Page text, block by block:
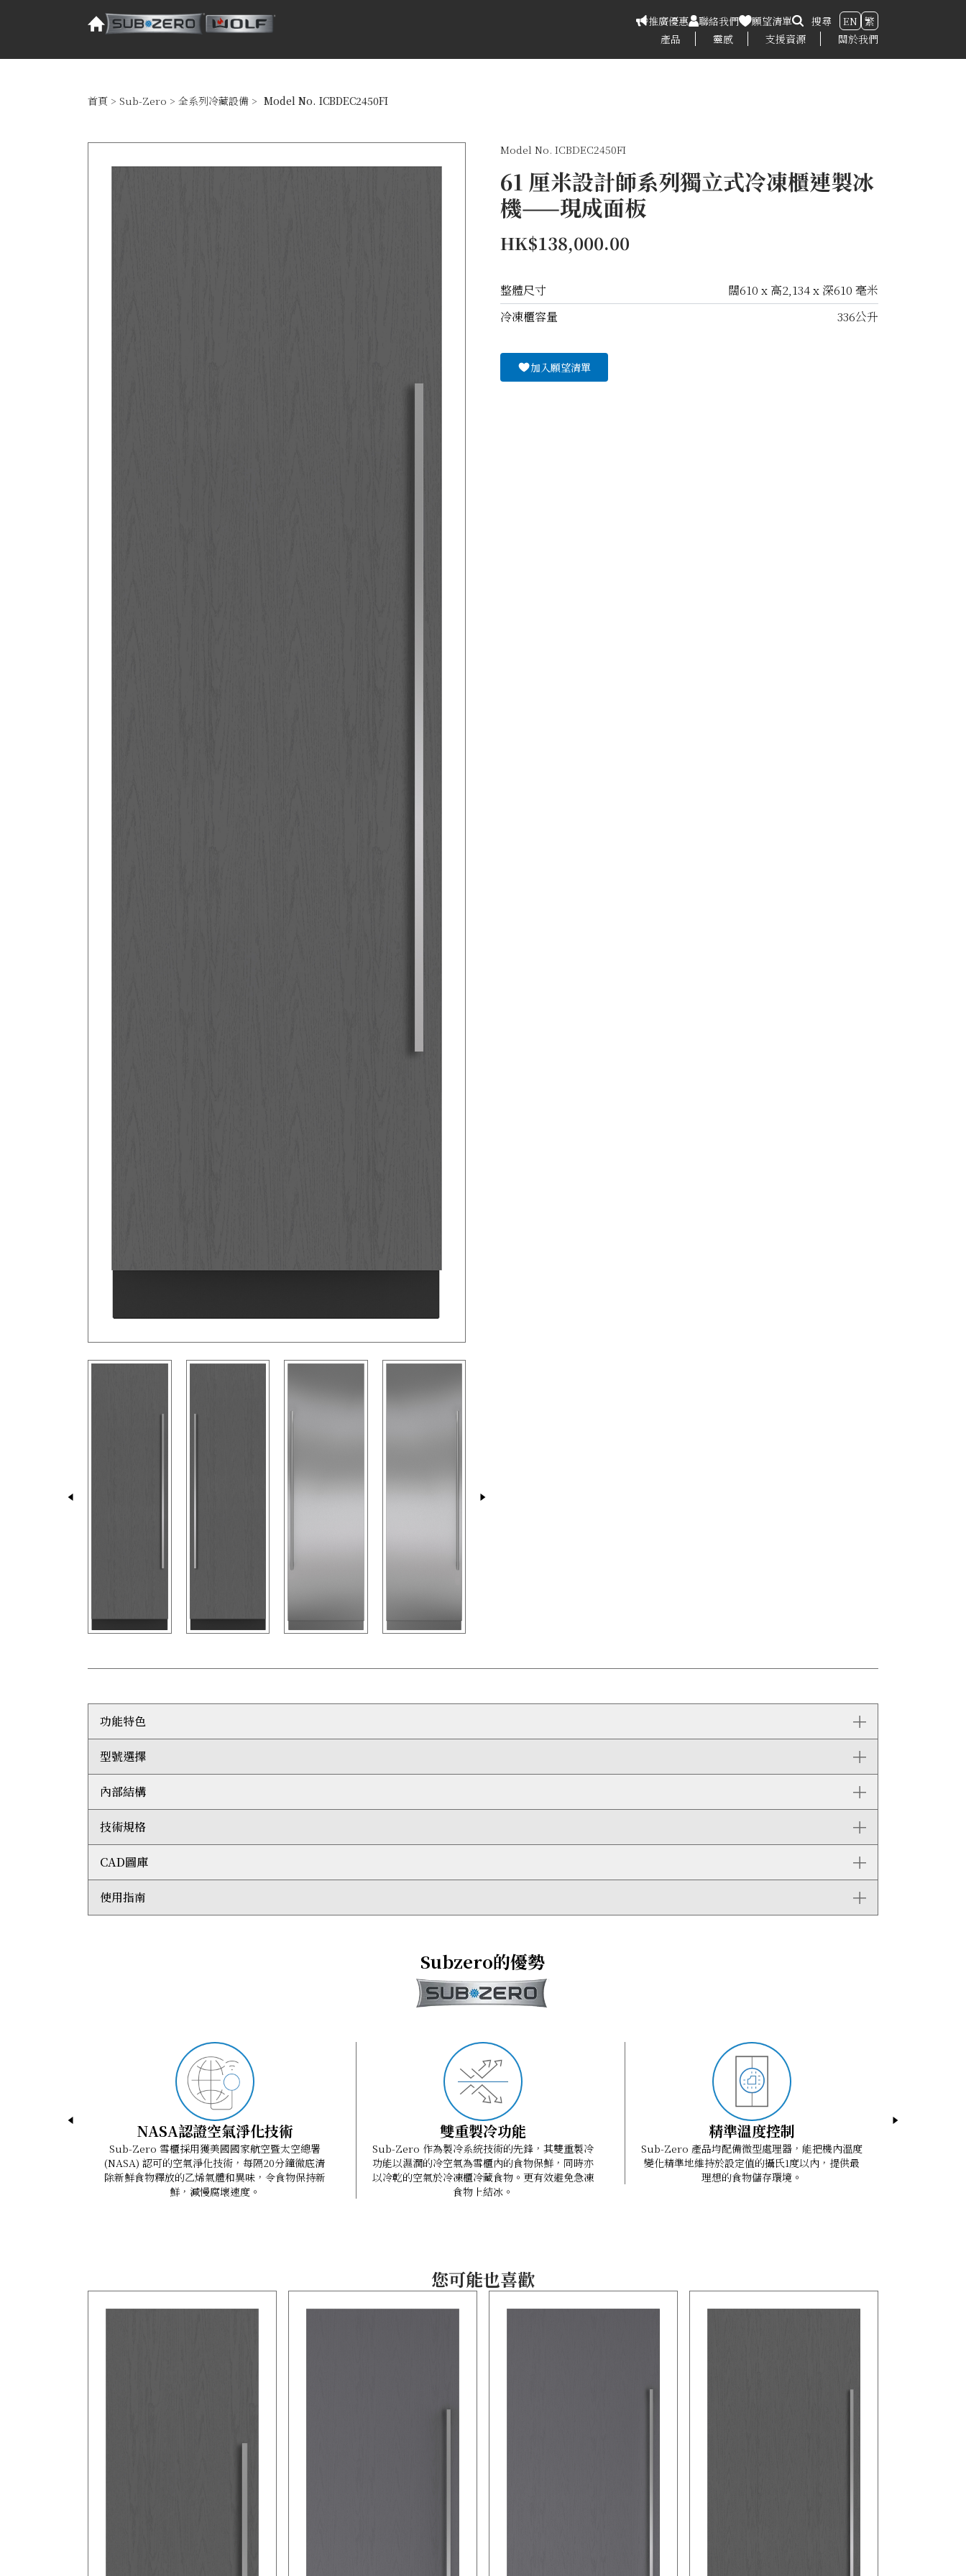
推廣優惠 聯絡我們 願望清單 搜尋 EN 繁
產品
靈感 支援資源 關於我們
首頁 > Sub-Zero > 全系列冷藏設備 > Model No. ICBDEC2450FI
Model No. ICBDEC2450FI
61 厘米設計師系列獨立式冷凍櫃連製冰
機——現成面板
HK$138,000.00
整體尺寸
闊610 x 高2,134 x 深610 毫米
冷凍櫃容量
336公升
加入願望清單
功能特色
Clearsight™ LED照明系統能充分照亮內部空間，減少陰影
內部層架採用光滑的不鏽鋼飾邊裝飾，與精緻優雅的不鏽鋼外觀完美配合
只要輕輕一按方便易用的輕觸式控制面板，便能輕鬆設定照明亮度以至濕度
選用定製飾板將產品融入櫥櫃之中，又或配搭不鏽鋼飾板和把手，完美配襯其他Sub-Zero和Wolf產品
啟用高效製冰模式，隨時享用以過濾水製作的冰塊
磁性門封能夠鎖住冷空氣
夜間模式會偵測環境光線調整內部照明，配合昏暗的環境將亮度降低90%，保護雙眼
可加裝不鏽鋼側板，塑造出眾的獨立式設計
Sub-Zero系列提供引領業界的兩年全面保養服務
型號選擇
右門鉸：ICBDEC2450FI/R
左門鉸：ICBDEC2450FI/L
內部結構
冷凍櫃規格
冷凍櫃LED燈
4層冷凍櫃層架（3層活動層架和1層固定層架）
2組附有活動間隔的儲物抽屜
5組活動櫃門間隔
技術規格
整體尺寸：闊610 毫米 x 高2,134 毫米 x 深610 毫米
冷凍櫃容量：336公升
運輸重量：166公斤
CAD圖庫
2D AutoCad (DWG)
3D AutoCad (DWG)
使用指南
Subzero的優勢
NASA認證空氣淨化技術
Sub-Zero 雪櫃採用獲美國國家航空暨太空總署
(NASA) 認可的空氣淨化技術，每隔20分鐘徹底清
除新鮮食物釋放的乙烯氣體和異味，令食物保持新
鮮，減慢腐壞速度。
雙重製冷功能
Sub-Zero 作為製冷系統技術的先鋒，其雙重製冷
功能以濕潤的冷空氣為雪櫃內的食物保鮮，同時亦
以冷乾的空氣於冷凍櫃冷藏食物。更有效避免急凍
食物上結冰。
精準溫度控制
Sub-Zero 產品均配備微型處理器，能把機內溫度
變化精準地維持於設定值的攝氏1度以內，提供最
理想的食物儲存環境。
您可能也喜歡